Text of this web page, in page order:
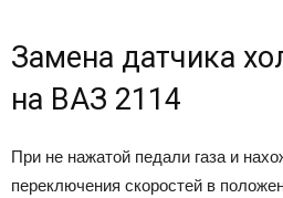
Замена датчика
на ВАЗ 2114
При не нажатой педали газа и
переключения скоростей в